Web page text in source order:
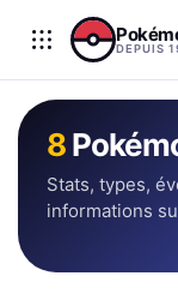
Aller au contenu
DEPUIS
8
Stats, types,
informations